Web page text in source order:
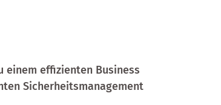
einem effizienten Business
Sicherheitsmanagement